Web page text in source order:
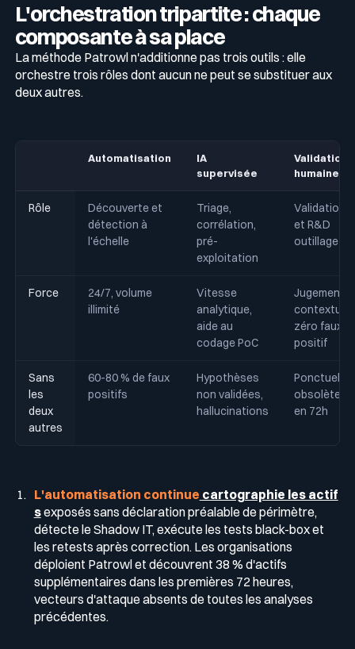
L'orchestration tripartite : chaque
composante à sa place
La méthode Patrowl n'additionne pas trois outils : elle
orchestre trois rôles dont aucun ne peut se substituer aux
deux autres.
Automatisation
IA
supervisée
Validation
humaine
Rôle
Découverte et
détection à
l'échelle
Triage,
corrélation,
pré-
exploitation
Validation
et R&D
outillage
Force
24/7, volume
illimité
Vitesse
analytique,
aide au
codage PoC
Jugement
contextuel,
zéro faux
positif
Sans
les
deux
autres
60-80 % de faux
positifs
Hypothèses
non validées,
hallucinations
Ponctuel,
obsolète
en 72h
L'automatisation continue cartographie les actif
sexposés sans déclaration préalable de périmètre,
détecte le Shadow IT, exécute les tests black-box et
les retests après correction. Les organisations
déploient Patrowl et découvrent 38 % d'actifs
supplémentaires dans les premières 72 heures,
vecteurs d'attaque absents de toutes les analyses
précédentes.